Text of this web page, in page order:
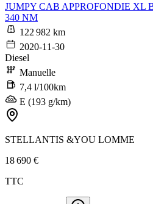
JUMPY CAB APPROFONDIE XL
340 NM
122 982 km
2020-11-30
Diesel
Manuelle
7,4 l/100km
E (193 g/km)
STELLANTIS &YOU LOMME
18 690 €
TTC